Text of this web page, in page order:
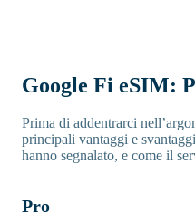
Google Fi eSIM:
Prima di addentrarci
principali vantaggi e
hanno segnalato, e come il
Pro